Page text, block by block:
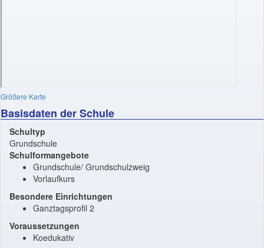
Größere Karte
Basisdaten der Schule
Schultyp
Grundschule
Schulformangebote
Grundschule/ Grundschulzweig
Vorlaufkurs
Besondere Einrichtungen
Ganztagsprofil 2
Voraussetzungen
Koedukativ